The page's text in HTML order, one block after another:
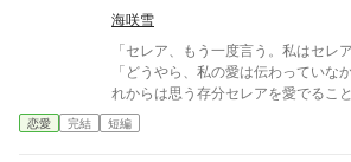
たら溺愛されました
海咲雪
「セレア、もう一度言う。私はセレ
「どうやら、私の愛は伝わっていな
れからは思う存分セレアを愛でること
「他の男を愛することは婚約者の私
君が愛を注いでいいのも愛を注がれ
恋愛 完結 短編